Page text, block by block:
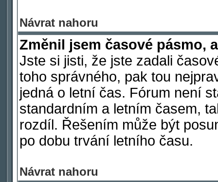
Návrat nahoru
Změnil jsem časové pásmo,
Jste si jisti, že jste zadali
toho správného, pak tou
jedná o letní čas. Fórum není
standardním a letním časem,
rozdíl. Řešením může být
po dobu trvání letního času.
Návrat nahoru